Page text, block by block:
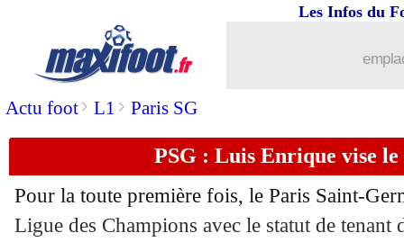
Actu foot> L1 > Paris SG
Les Infos du
PSG : Luis Enrique vise
Pour la toute première fois, le Paris Saint-
Ligue des Champions avec le statut de
Bruges : Ordóñez a prolongé (officiel)
16/09 LdC (U19): le Real renverse l'OM...
16/09 PSG: Zabarnyi, la classe de
16/09 LdC: le programme du jour